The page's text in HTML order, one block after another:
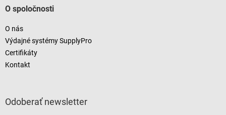
O spoločnosti
O nás
Výdajné systémy SupplyPro
Certifikáty
Kontakt
Odoberať newsletter